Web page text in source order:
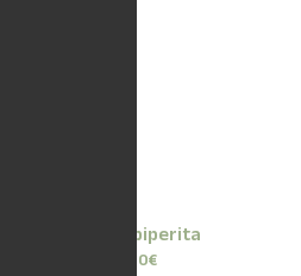
Menta piperita
3,50€